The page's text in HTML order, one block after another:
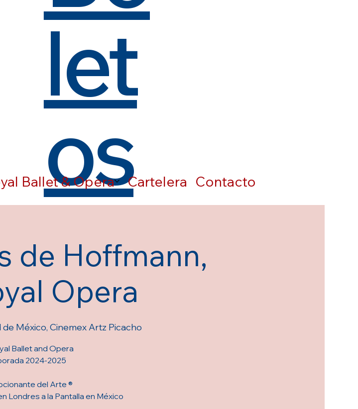
let
os
Ballet & Opera Cartelera Contacto
de Hoffmann,
Opera
de México, Cinemex Artz Picacho
Ballet and Opera
2024-2025
del Arte ®
Londres a la Pantalla en México